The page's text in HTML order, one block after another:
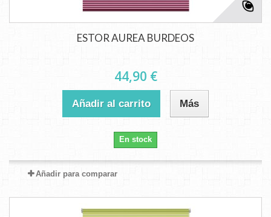
ESTOR AUREA BURDEOS
44,90 €
Añadir al carrito Más
En stock
Añadir para comparar